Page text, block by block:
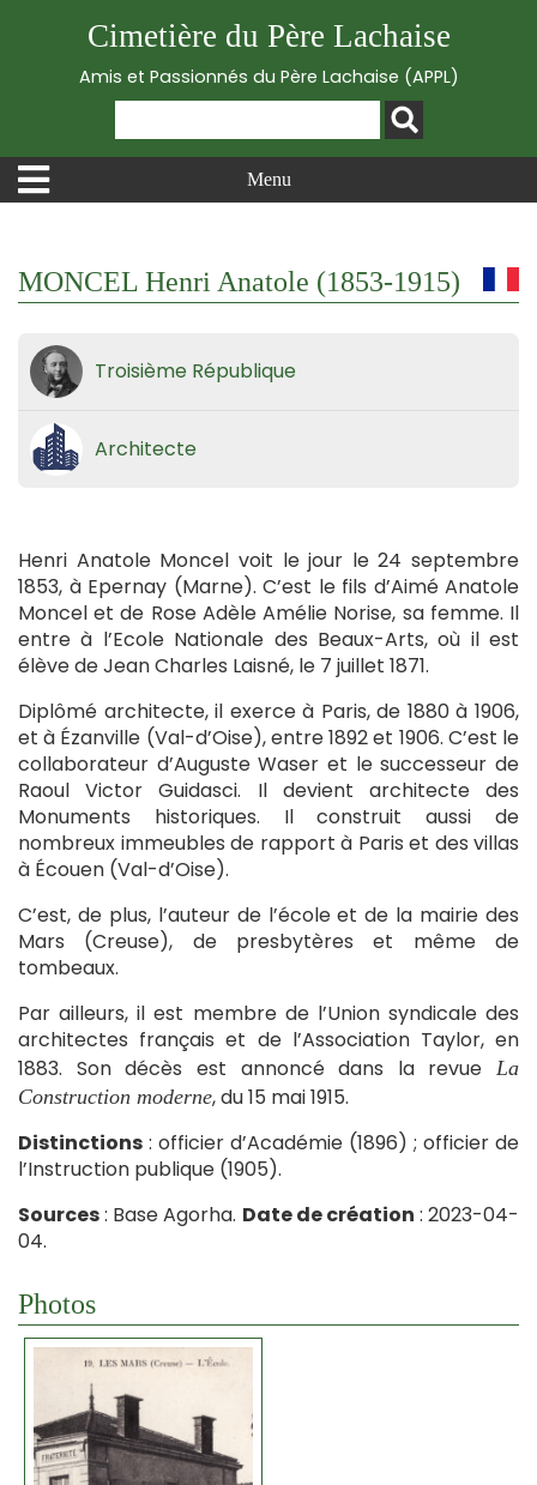
Cimetière du Père Lachaise
Amis et Passionnés du Père Lachaise (APPL)
Menu
MONCEL Henri Anatole (1853-1915)
Troisième République
Architecte
Henri Anatole Moncel voit le jour le 24 septembre
1853, à Epernay (Marne). C’est le fils d’Aimé Anatole
Moncel et de Rose Adèle Amélie Norise, sa femme. Il
entre à l’Ecole Nationale des Beaux-Arts, où il est
élève de Jean Charles Laisné, le 7 juillet 1871.
Diplômé architecte, il exerce à Paris, de 1880 à 1906,
et à Ézanville (Val-d’Oise), entre 1892 et 1906. C’est le
collaborateur d’Auguste Waser et le successeur de
Raoul Victor Guidasci. Il devient architecte des
Monuments historiques. Il construit aussi de
nombreux immeubles de rapport à Paris et des villas
à Écouen (Val-d’Oise).
C’est, de plus, l’auteur de l’école et de la mairie des
Mars (Creuse), de presbytères et même de
tombeaux.
Par ailleurs, il est membre de l’Union syndicale des
architectes français et de l’Association Taylor, en
1883. Son décès est annoncé dans la revue La
Construction moderne, du 15 mai 1915.
Distinctions : officier d’Académie (1896) ; officier de
l’Instruction publique (1905).
Sources: Base Agorha. Date de création : 2023-04-
04.
Photos